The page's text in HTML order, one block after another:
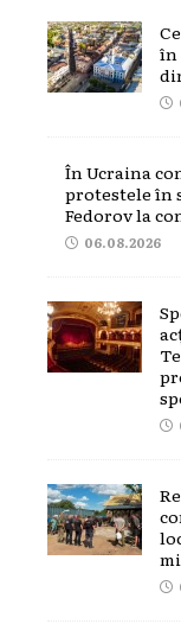
în
În Ucraina
protestele
Fedorov la
06.08.2026